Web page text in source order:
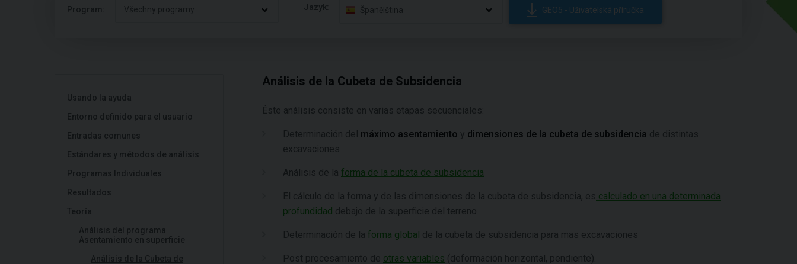
Program: Všechny programy Jazyk: Španělština GEO5 - Uživatelská příručka
Usando la ayuda
Entorno definido para el usuario
Entradas comunes
Estándares y métodos de análisis
Programas Individuales
Resultados
Teoría
Análisis del programa
Asentamiento en superficie
Análisis de la Cubeta de
Análisis de la Cubeta de Subsidencia
Éste análisis consiste en varias etapas secuenciales:
Determinación del máximo asentamiento y dimensiones de la cubeta de subsidencia de distintas
excavaciones
Análisis de la forma de la cubeta de subsidencia
El cálculo de la forma y de las dimensiones de la cubeta de subsidencia, es calculado en una determinada
profundidad debajo de la superficie del terreno
Determinación de la forma global de la cubeta de subsidencia para mas excavaciones
Post procesamiento de otras variables (deformación horizontal, pendiente).